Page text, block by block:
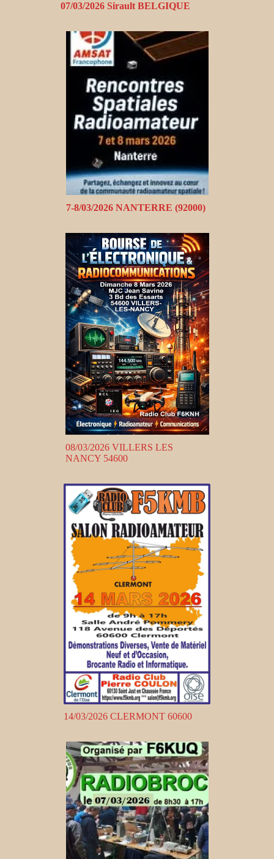
07/03/2026 Sirault BELGIQUE
7-8/03/2026 NANTERRE (92000)
08/03/2026 VILLERS LES
NANCY 54600
14/03/2026 CLERMONT 60600